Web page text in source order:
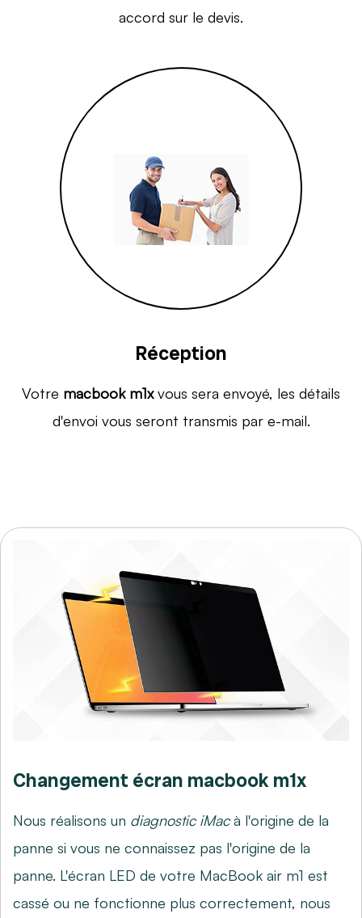
accord sur le devis.
Réception
Votre macbook m1xvous sera envoyé, les détails
d'envoi vous seront transmis par e-mail.
Changement écran macbook m1x
Nous réalisons un diagnostic iMacà l'origine de la
panne si vous ne connaissez pas l'origine de la
panne. L'écran LED de votre MacBook air m1 est
cassé ou ne fonctionne plus correctement, nous